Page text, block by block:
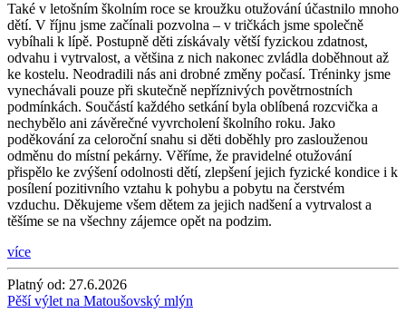
Také v letošním školním roce se kroužku otužování účastnilo mnoho
dětí. V říjnu jsme začínali pozvolna – v tričkách jsme společně
vybíhali k lípě. Postupně děti získávaly větší fyzickou zdatnost,
odvahu i vytrvalost, a většina z nich nakonec zvládla doběhnout až
ke kostelu. Neodradili nás ani drobné změny počasí. Tréninky jsme
vynechávali pouze při skutečně nepříznivých povětrnostních
podmínkách. Součástí každého setkání byla oblíbená rozcvička a
nechybělo ani závěrečné vyvrcholení školního roku. Jako
poděkování za celoroční snahu si děti doběhly pro zaslouženou
odměnu do místní pekárny. Věříme, že pravidelné otužování
přispělo ke zvýšení odolnosti dětí, zlepšení jejich fyzické kondice i k
posílení pozitivního vztahu k pohybu a pobytu na čerstvém
vzduchu. Děkujeme všem dětem za jejich nadšení a vytrvalost a
těšíme se na všechny zájemce opět na podzim.
více
Platný od: 27.6.2026
Pěší výlet na Matoušovský mlýn